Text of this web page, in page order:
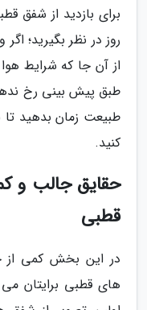
برای بازدید از شفق
روز در نظر بگیرید؛
از آن جا که شرایط
طبیعت زمان بدهید تا
کنید.
حقایق جالب و
قطبی
در این بخش کمی
های قطبی برایتان می